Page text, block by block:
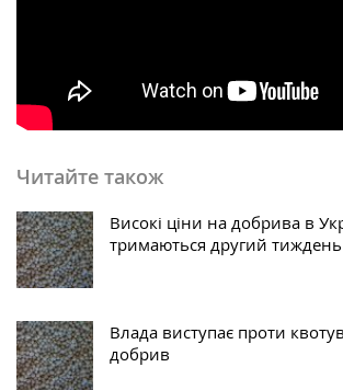
Читайте також
Високі ціни на добрива в
тримаються другий тиждень
Влада виступає проти
добрив